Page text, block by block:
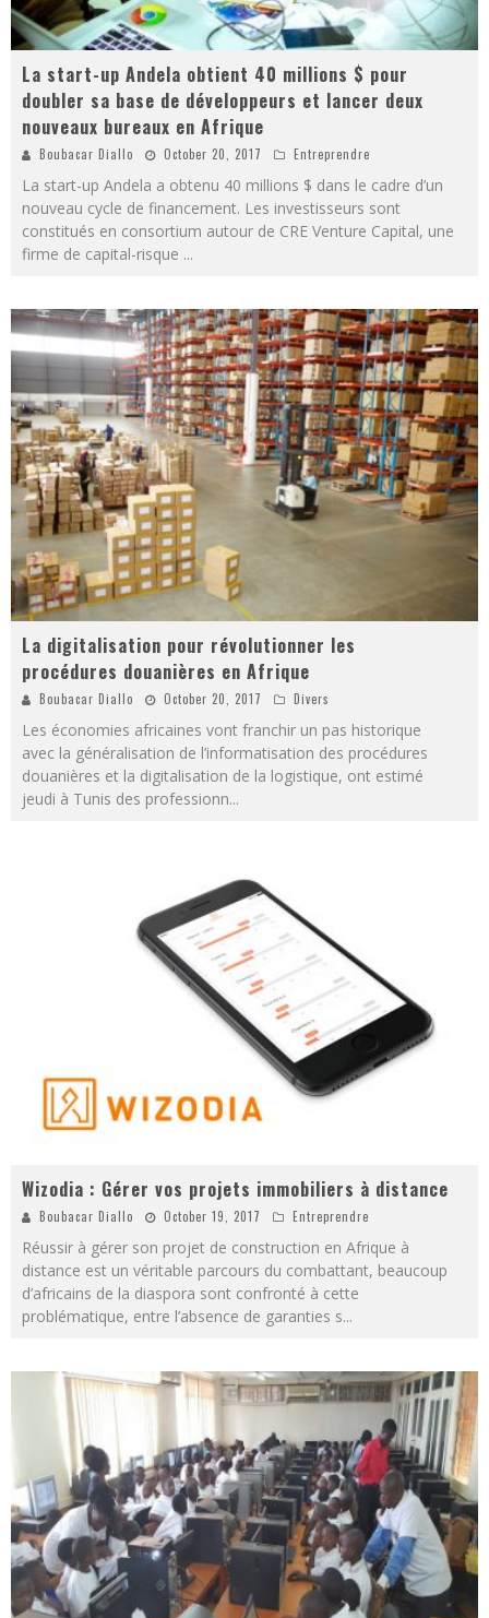
La start-up Andela obtient 40 millions $ pour
doubler sa base de développeurs et lancer deux
nouveaux bureaux en Afrique
Boubacar Diallo October 20, 2017 Entreprendre
La start-up Andela a obtenu 40 millions $ dans le cadre d’un
nouveau cycle de financement. Les investisseurs sont
constitués en consortium autour de CRE Venture Capital, une
firme de capital-risque ...
La digitalisation pour révolutionner les
procédures douanières en Afrique
Boubacar Diallo October 20, 2017 Divers
Les économies africaines vont franchir un pas historique
avec la généralisation de l’informatisation des procédures
douanières et la digitalisation de la logistique, ont estimé
jeudi à Tunis des professionn...
Wizodia : Gérer vos projets immobiliers à distance
Boubacar Diallo October 19, 2017 Entreprendre
Réussir à gérer son projet de construction en Afrique à
distance est un véritable parcours du combattant, beaucoup
d’africains de la diaspora sont confronté à cette
problématique, entre l’absence de garanties s...